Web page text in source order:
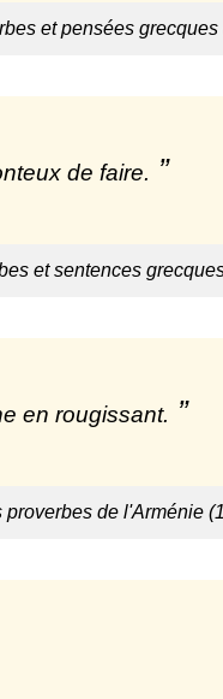
et pensées grecques
de faire.
et sentences
en rougissant.
proverbes de l'Arménie